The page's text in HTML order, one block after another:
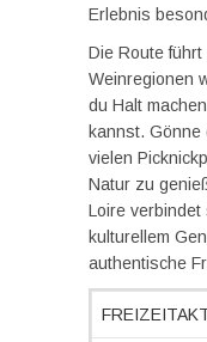
Erlebnis
Die Route
Weinregionen
du Halt
kannst.
vielen
Natur zu
Loire verbindet
kulturellem
authentische